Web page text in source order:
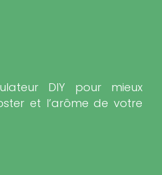
DIY pour mieux
et l’arôme de votre